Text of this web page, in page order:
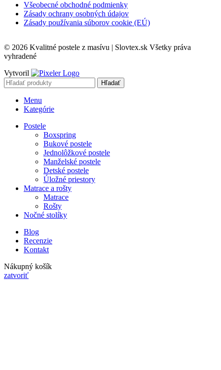
Všeobecné obchodné podmienky
Zásady ochrany osobných údajov
Zásady používania súborov cookie (EÚ)
© 2026 Kvalitné postele z masívu | Slovtex.sk Všetky práva
vyhradené
Vytvoril
Hľadať
Menu
Kategórie
Postele
Boxspring
Bukové postele
Jednolôžkové postele
Manželské postele
Detské postele
Úložné priestory
Matrace a rošty
Matrace
Rošty
Nočné stolíky
Blog
Recenzie
Kontakt
Nákupný košík
zatvoriť